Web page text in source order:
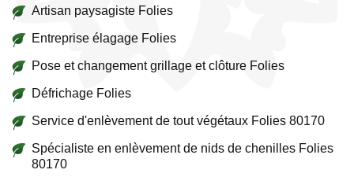
Artisan paysagiste Folies
Entreprise élagage Folies
Pose et changement grillage et clôture Folies
Défrichage Folies
Service d'enlèvement de tout végétaux Folies 80170
Spécialiste en enlèvement de nids de chenilles Folies
80170